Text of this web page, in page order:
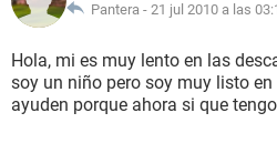
Pantera - 21 jul 2010 a las
Hola, mi es muy lento en las
soy un niño pero soy muy listo
ayuden porque ahora si que